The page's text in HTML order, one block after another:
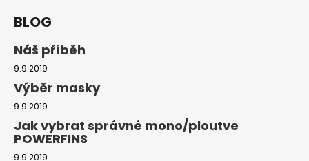
NOVÁ
KOLEKCE
469
Kč
BLOG
Náš příběh
9.9.2019
Výběr masky
9.9.2019
Jak vybrat správné mono/ploutve
POWERFINS
9.9.2019